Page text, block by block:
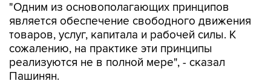
"Одним из основополагающих принципов
является обеспечение свободного движения
товаров, услуг, капитала и рабочей силы. К
сожалению, на практике эти принципы
реализуются не в полной мере", - сказал
Пашинян.